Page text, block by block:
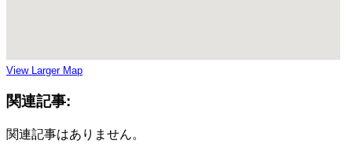
View Larger Map
関連記事:
関連記事はありません。